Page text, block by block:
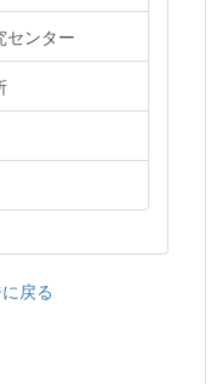
センター
戻る